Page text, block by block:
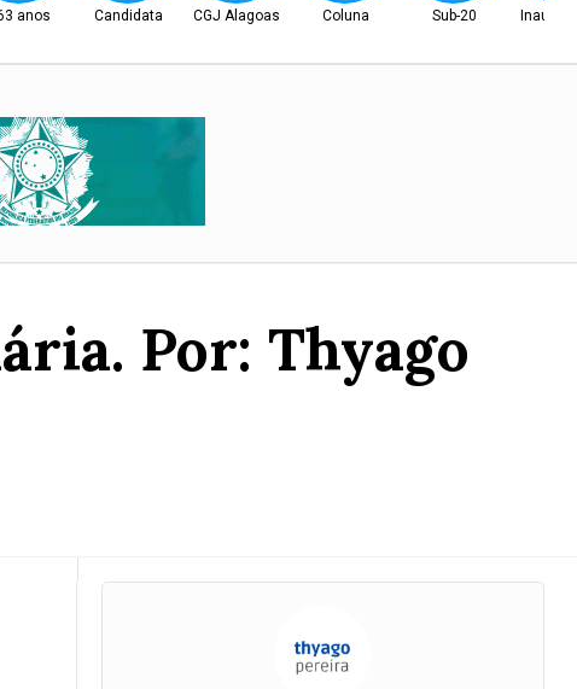
anos Candidata CGJ Alagoas Coluna Sub-20
Por: Thyago